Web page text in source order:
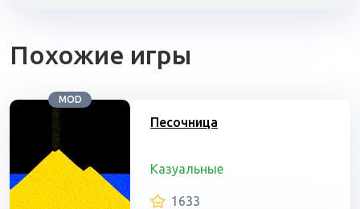
Похожие игры
MOD
Песочница
Казуальные
1633